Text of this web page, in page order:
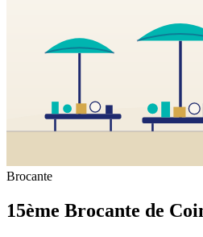
Brocante
15ème Brocante de